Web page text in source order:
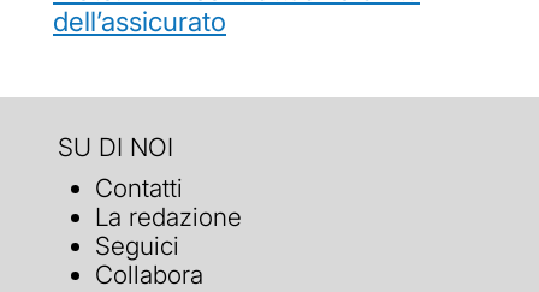
dell’assicurato
SU DI NOI
Contatti
La redazione
Seguici
Collabora